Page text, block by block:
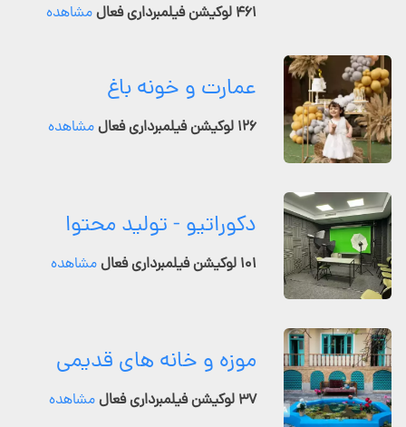
۴۶۱ لوکیشن فیلمبرداری فعال مشاهده
عمارت و خونه باغ
۱۲۶ لوکیشن فیلمبرداری فعال مشاهده
دکوراتیو - تولید محتوا
۱۰۱ لوکیشن فیلمبرداری فعال مشاهده
موزه و خانه های قدیمی
۳۷ لوکیشن فیلمبرداری فعال مشاهده